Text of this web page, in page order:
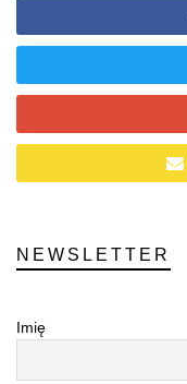
NEWSLETTER
Imię